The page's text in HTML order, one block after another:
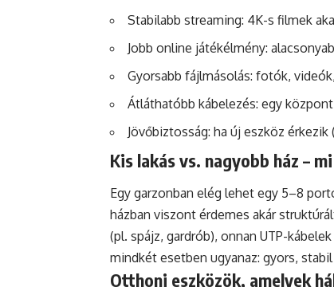
Stabilabb streaming: 4K-s filmek
Jobb online játékélmény:
Gyorsabb fájlmásolás: fotók,
Átláthatóbb kábelezés: egy
Jövőbiztosság: ha új eszköz
Kis lakás vs. nagyobb ház –
Egy garzonban elég lehet egy 5–8
házban viszont érdemes akár
(pl. spájz, gardrób), onnan UTP-
mindkét esetben ugyanaz: gyors,
Otthoni eszközök, amelyek